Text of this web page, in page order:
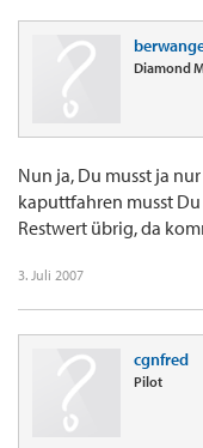
Diamond
Nun ja, Du musst ja
kaputtfahren musst
Restwert übrig, da
3. Juli 2007
cgnfred
Pilot